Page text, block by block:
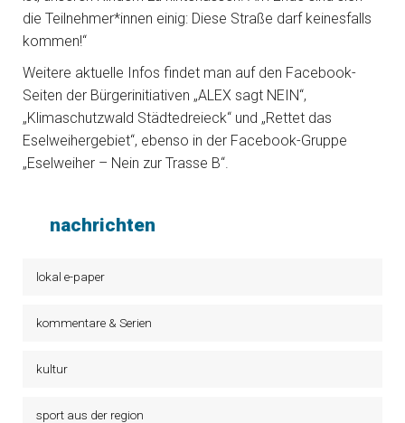
die Teilnehmer*innen einig: Diese Straße darf keinesfalls
kommen!“
Weitere aktuelle Infos findet man auf den Facebook-
Seiten der Bürgerinitiativen „ALEX sagt NEIN“,
„Klimaschutzwald Städtedreieck“ und „Rettet das
Eselweihergebiet“, ebenso in der Facebook-Gruppe
„Eselweiher – Nein zur Trasse B“.
nachrichten
lokal e-paper
kommentare & Serien
kultur
sport aus der region